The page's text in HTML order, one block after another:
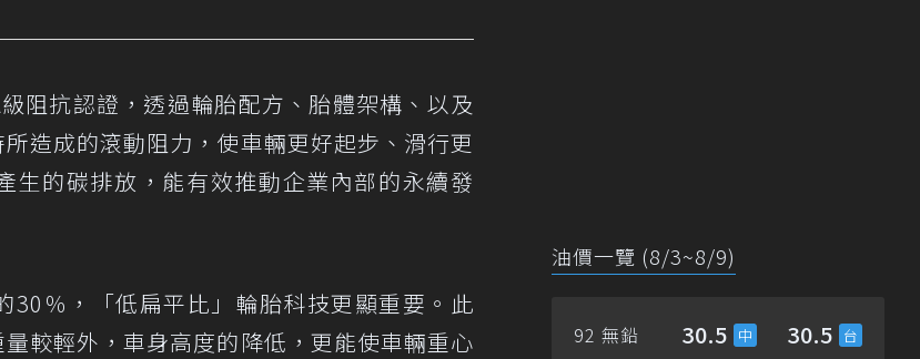
阻抗認證，透過輪胎配方、胎體架構、以及
造成的滾動阻力，使車輛更好起步、滑行更
生的碳排放，能有效推動企業內部的永續發
30％，「低扁平比」輪胎科技更顯重要。此
較輕外，車身高度的降低，更能使車輛重心
油價一覽 (8/3~8/9)
92 無鉛 30.5 30.5